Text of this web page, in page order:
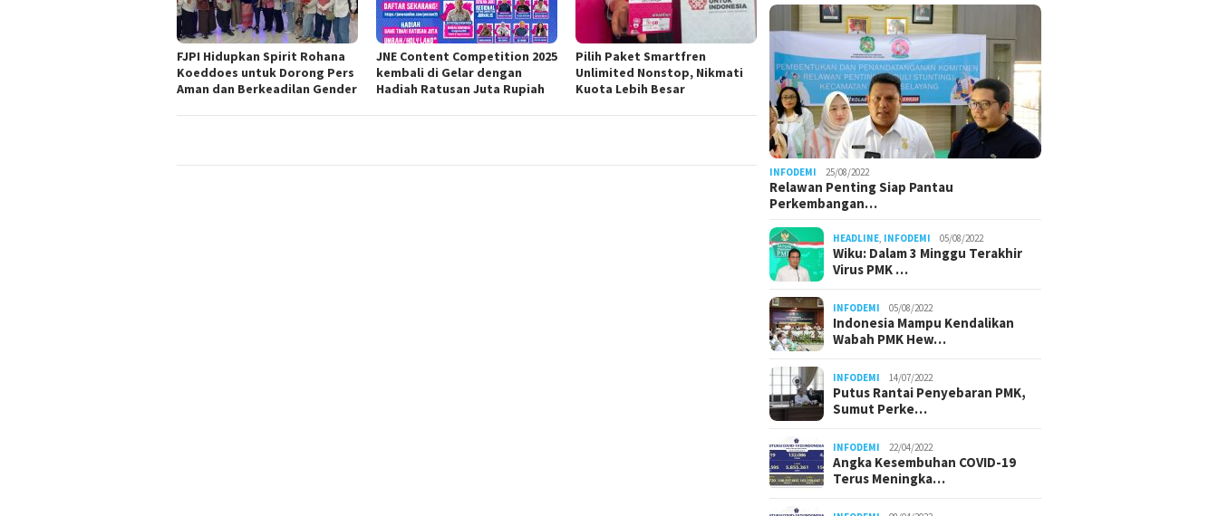
FJPI Hidupkan Spirit Rohana
Koeddoes untuk Dorong Pers
Aman dan Berkeadilan Gender
JNE Content Competition 2025
kembali di Gelar dengan
Hadiah Ratusan Juta Rupiah
Pilih Paket Smartfren
Unlimited Nonstop, Nikmati
Kuota Lebih Besar
INFODEMI 25/08/2022
Relawan Penting Siap Pantau
Perkembangan…
HEADLINE INFODEMI 05/08/2022
Wiku: Dalam 3 Minggu Terakhir
Virus PMK …
INFODEMI 05/08/2022
Indonesia Mampu Kendalikan
Wabah PMK Hew…
INFODEMI 14/07/2022
Putus Rantai Penyebaran PMK,
Sumut Perke…
INFODEMI 22/04/2022
Angka Kesembuhan COVID-19
Terus Meningka…